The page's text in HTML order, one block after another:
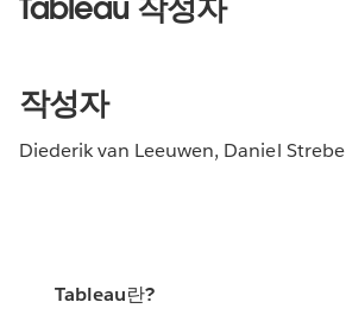
작성자
Diederik van Leeuwen, Daniel Strebe
Tableau란?